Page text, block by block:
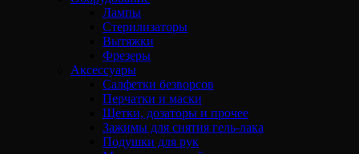
Лампы
Стерилизаторы
Вытяжки
Фрезеры
Аксессуары
Салфетки безворсов
Перчатки и маски
Щетки, дозаторы и прочее
Зажимы для снятия гель-лака
Подушки для рук